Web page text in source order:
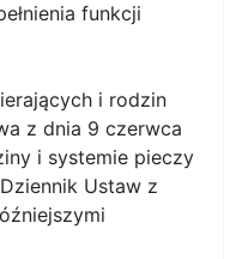
funkcji
i rodzin
z dnia 9 czerwca
i systemie pieczy
Ustaw z